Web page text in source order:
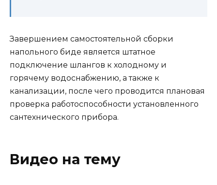
Завершением самостоятельной сборки
напольного биде является штатное
подключение шлангов к холодному и
горячему водоснабжению, а также к
канализации, после чего проводится плановая
проверка работоспособности установленного
сантехнического прибора.
Видео на тему